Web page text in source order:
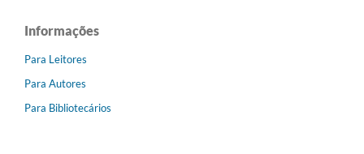
Informações
Para Leitores
Para Autores
Para Bibliotecários